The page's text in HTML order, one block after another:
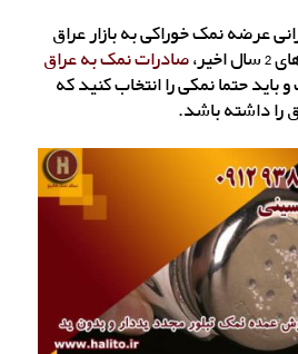
عرضه نمک خوراکی به بازار عراق
صادرات نمک به عراق
حتما نمکی را انتخاب کنید که
را داشته باشد.